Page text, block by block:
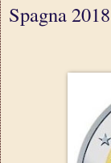
Spagna